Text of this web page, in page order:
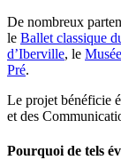
De nombreux
le Ballet classique
d’Iberville, le
Pré.
Le projet bénéficie
et des
Pourquoi de tels